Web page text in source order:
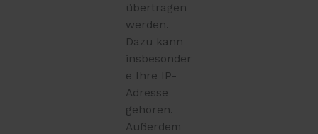
übertragen
werden.
Dazu kann
insbesonder
e Ihre IP-
Adresse
gehören.
Außerdem